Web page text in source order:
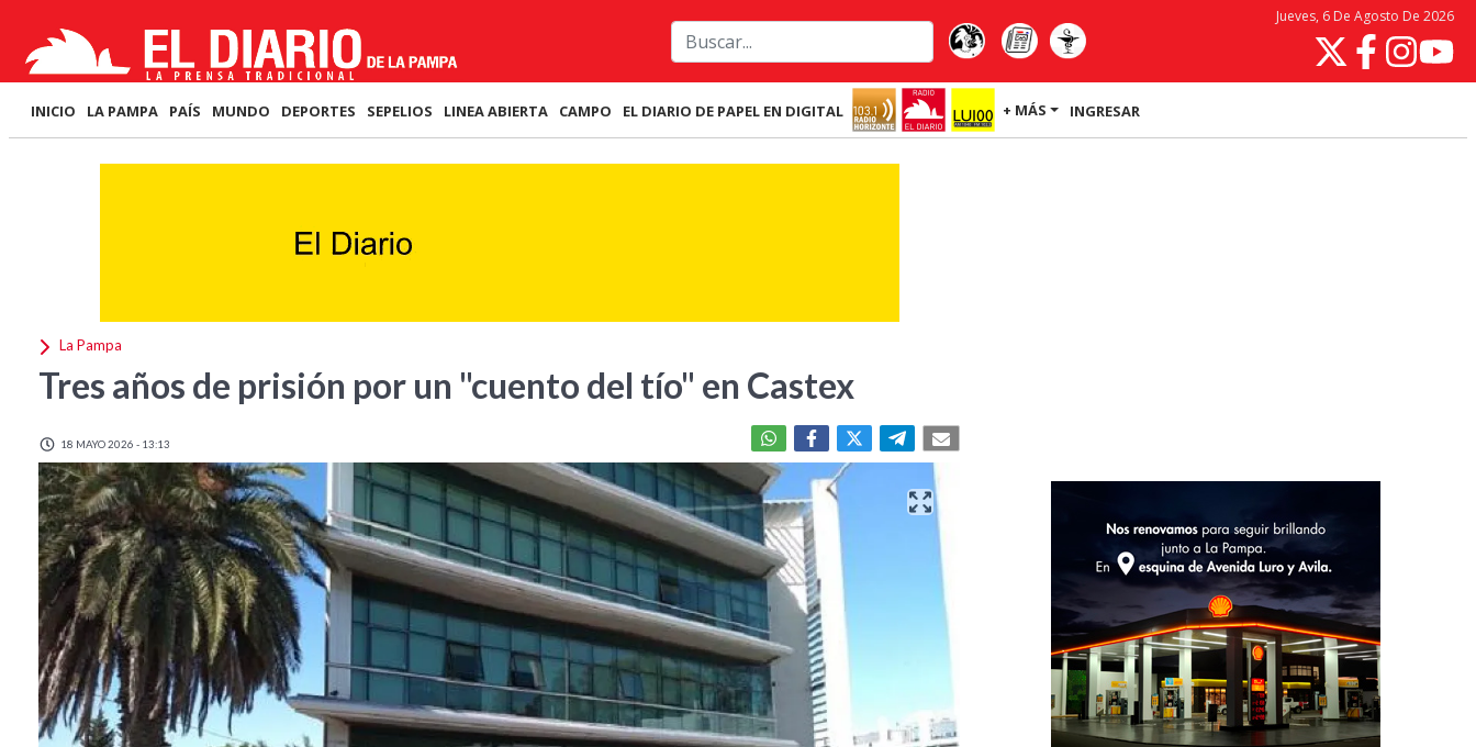
Jueves, 6 De Agosto De 2026
INICIO LA PAMPA PAÍS MUNDO DEPORTES SEPELIOS LINEA ABIERTA CAMPO EL DIARIO DE PAPEL EN DIGITAL + MÁS INGRESAR
La Pampa
Tres años de prisión por un "cuento del tío" en Castex
18 MAYO 2026 - 13:13